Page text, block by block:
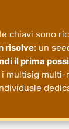
chiavi sono
risolve: un
il prima
multisig multi-